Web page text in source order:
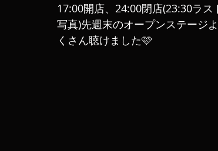
17:00開店、24:00閉店(23:30ラス
写真)先週末のオープンステージ
くさん聴けました🩷